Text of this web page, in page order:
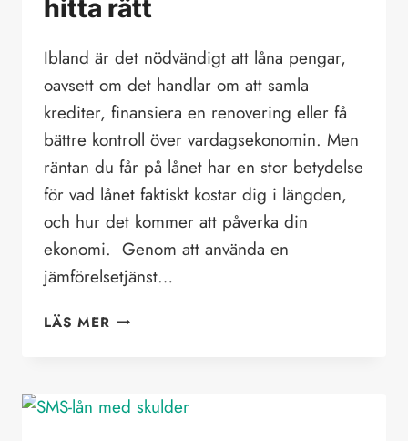
hitta rätt
Ibland är det nödvändigt att låna pengar,
oavsett om det handlar om att samla
krediter, finansiera en renovering eller få
bättre kontroll över vardagsekonomin. Men
räntan du får på lånet har en stor betydelse
för vad lånet faktiskt kostar dig i längden,
och hur det kommer att påverka din
ekonomi. Genom att använda en
jämförelsetjänst…
LÄS MER VILL
LÅN